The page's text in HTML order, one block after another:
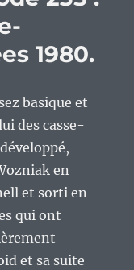
1980.
basique et
des casse-
en
et sorti en
qui ont
et sa suite